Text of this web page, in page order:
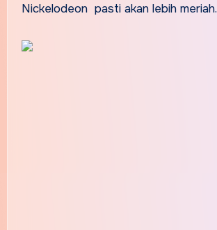
Nickelodeon pasti akan lebih meriah.